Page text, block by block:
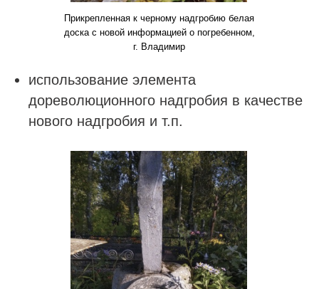
Прикрепленная к черному надгробию белая
доска с новой информацией о погребенном,
г. Владимир
использование элемента
дореволюционного надгробия в качестве
нового надгробия и т.п.